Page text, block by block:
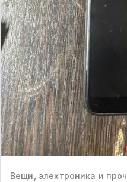
Вещи, электроника и